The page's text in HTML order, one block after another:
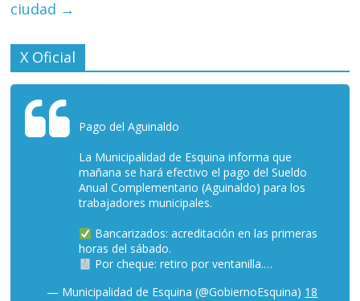
ciudad →
X Oficial
Pago del Aguinaldo
La Municipalidad de Esquina informa que
mañana se hará efectivo el pago del Sueldo
Anual Complementario (Aguinaldo) para los
trabajadores municipales.
Bancarizados: acreditación en las primeras
horas del sábado.
Por cheque: retiro por ventanilla.…
— Municipalidad de Esquina (@GobiernoEsquina) 18